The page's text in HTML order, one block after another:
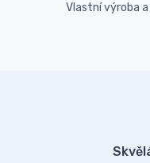
Vlastní výroba